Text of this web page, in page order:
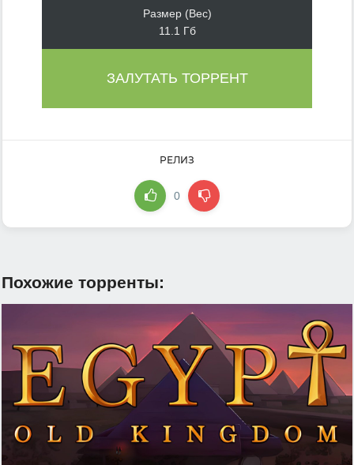
Размер (Вес)
11.1 Гб
ЗАЛУТАТЬ ТОРРЕНТ
РЕЛИЗ
0
Похожие торренты: